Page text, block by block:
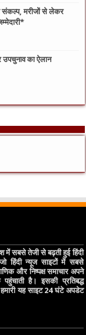
संकल्प, मरीजों से लेकर
उपचुनाव का ऐलान
सबसे तेजी से बढ़ती हुई हिंदी
हिंदी न्यूज साइटों में सबसे
और निष्पक्ष समाचार अपने
है। इसकी प्रतिबद्ध
यह साइट 24 घंटे अपडेट